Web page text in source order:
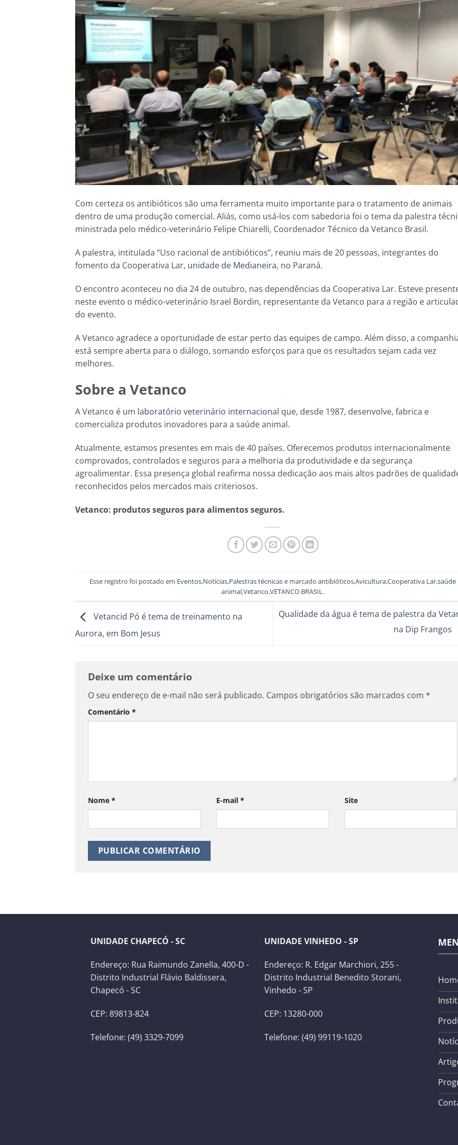
Com certeza os antibióticos são uma ferramenta muito importante para o tratamento de animais
dentro de uma produção comercial. Aliás, como usá-los com sabedoria foi o tema da palestra
ministrada pelo médico-veterinário Felipe Chiarelli, Coordenador Técnico da Vetanco Brasil.
A palestra, intitulada “Uso racional de antibióticos”, reuniu mais de 20 pessoas, integrantes do
fomento da Cooperativa Lar, unidade de Medianeira, no Paraná.
O encontro aconteceu no dia 24 de outubro, nas dependências da Cooperativa Lar. Esteve
neste evento o médico-veterinário Israel Bordin, representante da Vetanco para a região e
do evento.
A Vetanco agradece a oportunidade de estar perto das equipes de campo. Além disso, a
está sempre aberta para o diálogo, somando esforços para que os resultados sejam cada vez
melhores.
Sobre a Vetanco
A Vetanco é um laboratório veterinário internacional que, desde 1987, desenvolve, fabrica e
comercializa produtos inovadores para a saúde animal.
Atualmente, estamos presentes em mais de 40 países. Oferecemos produtos internacionalmente
comprovados, controlados e seguros para a melhoria da produtividade e da segurança
agroalimentar. Essa presença global reafirma nossa dedicação aos mais altos padrões de
reconhecidos pelos mercados mais criteriosos.
Vetanco: produtos seguros para alimentos seguros.
Esse registro foi postado em Eventos,Notícias,Palestras técnicase marcado antibióticos,Avicultura,Cooperativa Lar,saúde
animal,Vetanco,VETANCO BRASIL.
Vetancid Pó é tema de treinamento na
Aurora, em Bom Jesus
Qualidade da água é tema de palestra da
na Dip Frangos
Deixe um comentário
O seu endereço de e-mail não será publicado. Campos obrigatórios são marcados com *
Comentário *
Nome * E-mail * Site
UNIDADE CHAPECÓ - SC
Endereço: Rua Raimundo Zanella, 400-D -
Distrito Industrial Flávio Baldissera,
Chapecó - SC
CEP: 89813-824
Telefone: (49) 3329-7099
UNIDADE VINHEDO - SP
Endereço: R. Edgar Marchiori, 255 -
Distrito Industrial Benedito Storani,
Vinhedo - SP
CEP: 13280-000
Telefone: (49) 99119-1020